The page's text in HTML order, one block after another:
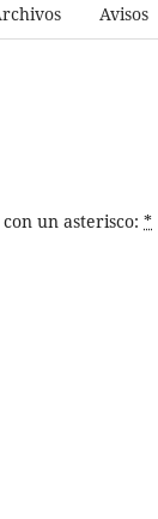
Avisos
un asterisco: *